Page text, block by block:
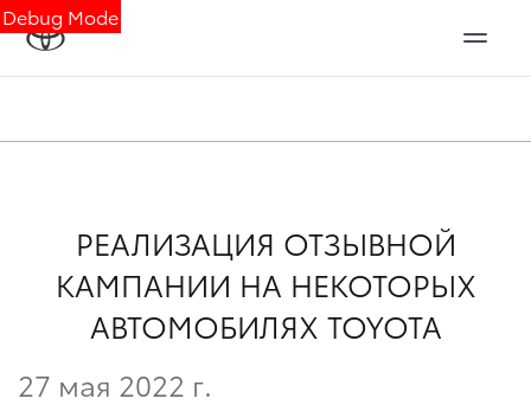
Debug Mode
РЕАЛИЗАЦИЯ ОТЗЫВНОЙ
КАМПАНИИ НА НЕКОТОРЫХ
АВТОМОБИЛЯХ TOYOTA
27 мая 2022 г.